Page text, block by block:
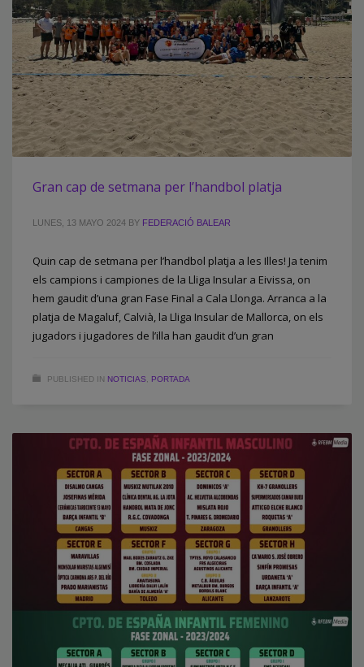
Gran cap de setmana per l’handbol platja
LUNES, 13 MAYO 2024 BY FEDERACIÓ BALEAR
Quin cap de setmana per l’handbol platja a les Illes! Ja tenim
els campions i campiones de la Lliga Insular a Eivissa, on
hem gaudit d’una gran Fase Final a Cala Llonga. Arranca a la
platja de Magaluf, Calvià, la Lliga Insular de Mallorca, on els
jugadors i jugadores de l’illa han gaudit d’un gran
PUBLISHED IN NOTICIAS PORTADA